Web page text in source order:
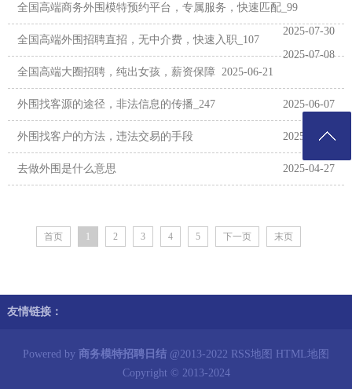
全国高端商务外围模特预约平台，专属服务，快速匹配_99
2025-07-30
全国高端外围招聘直招，无中介费，快速入职_107
2025-07-08
全国高端大圈招聘，纯出女孩，薪资保障 2025-06-21
外围找客源的途径，非法信息的传播_247 2025-06-07
外围找客户的方法，违法交易的手段 2025-05-04
去做外围是什么意思 2025-04-27
首页 1 2 3 4 5 下一页 末页
友情链接：
Powered by 商务模特招聘日结 @2013-2022 RSS地图
HTML地图
Copyright © 2013-2024